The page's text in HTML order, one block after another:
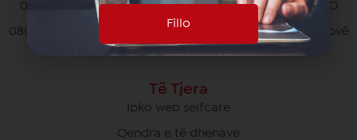
049/700 900 pa pagesë për thirrjet brenda rrjetit IPKO
080070000 pa pagesë nga të gjithë operatorët në Kosovë
Të Tjera
Ipko web selfcare
Qendra e të dhenave
Fillo